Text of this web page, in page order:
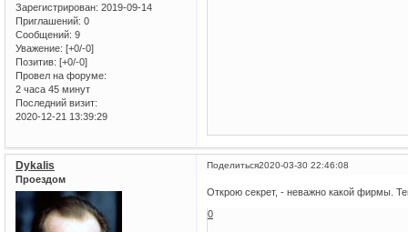
Зарегистрирован: 2019-09-14
Приглашений: 0
Сообщений: 9
Уважение: [+0/-0]
Позитив: [+0/-0]
Провел на форуме:
2 часа 45 минут
Последний визит:
2020-12-21 13:39:29
Поделиться2020-03-30 22:46:08
Dykalis
Проездом
Открою секрет, - неважно какой фирмы.
0